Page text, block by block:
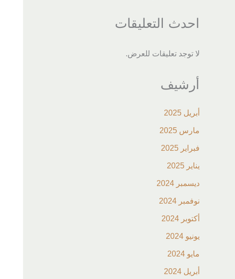
احدث التعليقات
لا توجد تعليقات للعرض.
أرشيف
أبريل 2025
مارس 2025
فبراير 2025
يناير 2025
ديسمبر 2024
نوفمبر 2024
أكتوبر 2024
يونيو 2024
مايو 2024
أبريل 2024